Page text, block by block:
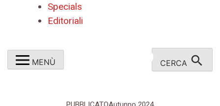
Specials
Editoriali
MENÙ CERCA search